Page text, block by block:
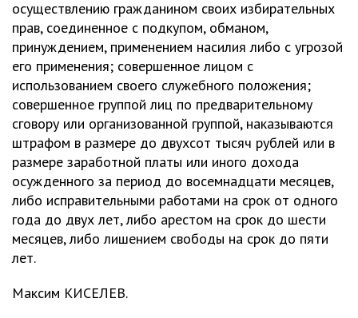
осуществлению гражданином своих избирательных
прав, соединенное с подкупом, обманом,
принуждением, применением насилия либо с угрозой
его применения; совершенное лицом с
использованием своего служебного положения;
совершенное группой лиц по предварительному
сговору или организованной группой, наказываются
штрафом в размере до двухсот тысяч рублей или в
размере заработной платы или иного дохода
осужденного за период до восемнадцати месяцев,
либо исправительными работами на срок от одного
года до двух лет, либо арестом на срок до шести
месяцев, либо лишением свободы на срок до пяти
лет.
Максим КИСЕЛЕВ.